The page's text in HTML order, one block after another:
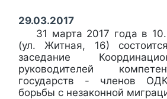
29.03.2017
31 марта 2017 года в
(ул. Житная, 16)
заседание
руководителей
государств - членов
борьбы с незаконной